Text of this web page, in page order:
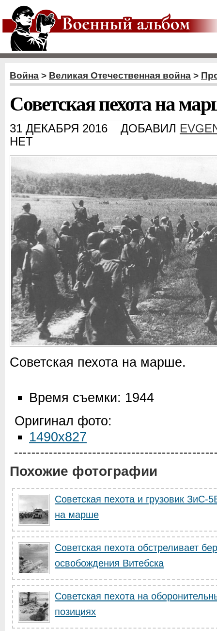
Война > Великая Отечественная война >
Советская пехота на
31 ДЕКАБРЯ 2016 ДОБАВИЛ
НЕТ
Советская пехота на марше.
Время съемки: 1944
Оригинал фото:
1490x827
Похожие фотографии
Советская пехота и грузовик ЗиС-
на марше
Советская пехота обстреливает
освобождения Витебска
Советская пехота на
позициях